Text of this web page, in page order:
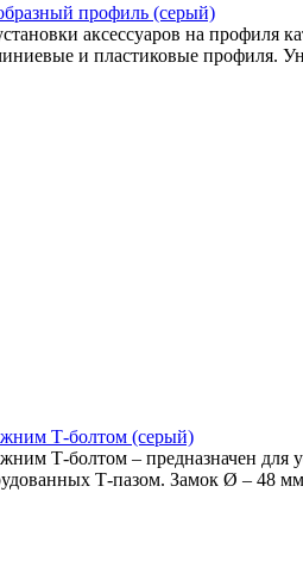
профиль (серый)
аксессуаров на профиля
и пластиковые профиля.
Т-болтом (серый)
Т-болтом – предназначен
Т-пазом. Замок Ø – 48